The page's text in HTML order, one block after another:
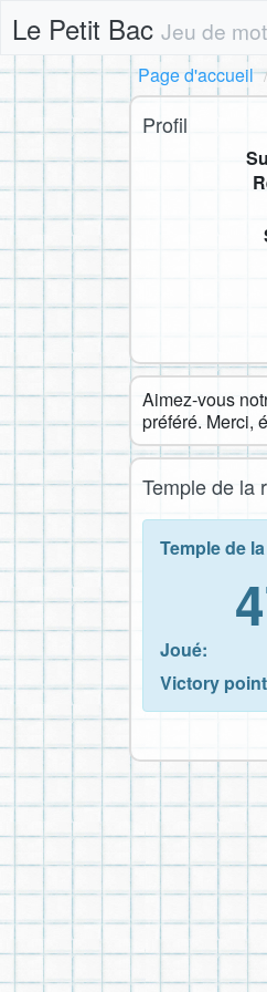
Le Petit Bac Jeu de
Page d'accueil
Profil
Aimez-vous
préféré. Merci,
Temple de la
Temple de
Joué:
Victory